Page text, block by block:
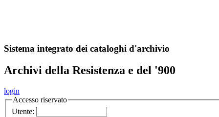
Sistema integrato dei cataloghi d'archivio
Archivi della Resistenza e del '900
login
Accesso riservato
Utente: